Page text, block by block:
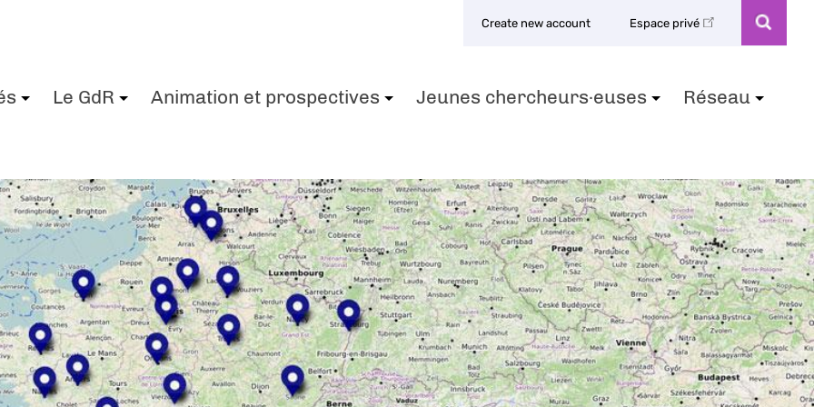
Create new account Espace privé
Le GdR Animation et prospectives Jeunes chercheurs·euses Réseau